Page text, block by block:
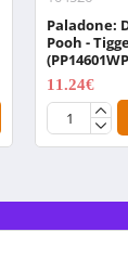
Paladone:
Pooh -
11.24€